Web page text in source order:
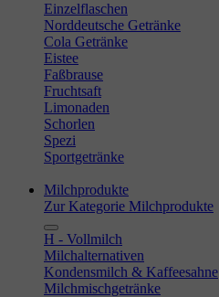
Einzelflaschen
Norddeutsche Getränke
Cola Getränke
Eistee
Faßbrause
Fruchtsaft
Limonaden
Schorlen
Spezi
Sportgetränke
Milchprodukte
Zur Kategorie Milchprodukte
H - Vollmilch
Milchalternativen
Kondensmilch & Kaffeesahne
Milchmischgetränke